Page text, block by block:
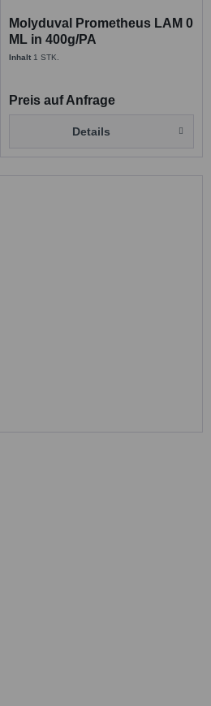
Molyduval Prometheus LAM 0
ML in 400g/PA
Synthethisches
Inhalt 1 STK.
Preis auf Anfrage
Details